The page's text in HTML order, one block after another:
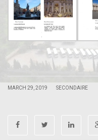
MARCH 29, 2019 SECONDAIRE